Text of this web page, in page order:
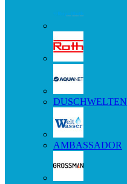
DUSCHWELTEN
AMBASSADOR